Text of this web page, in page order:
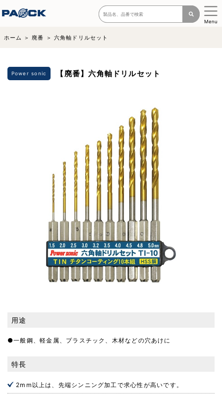
Menu
ホーム 廃番 六角軸ドリルセット
Power sonic 【廃番】六角軸ドリルセット
用途
●一般鋼、軽金属、プラスチック、木材などの穴あけに
特長
2mm以上は、先端シンニング加工で求心性が高いです。